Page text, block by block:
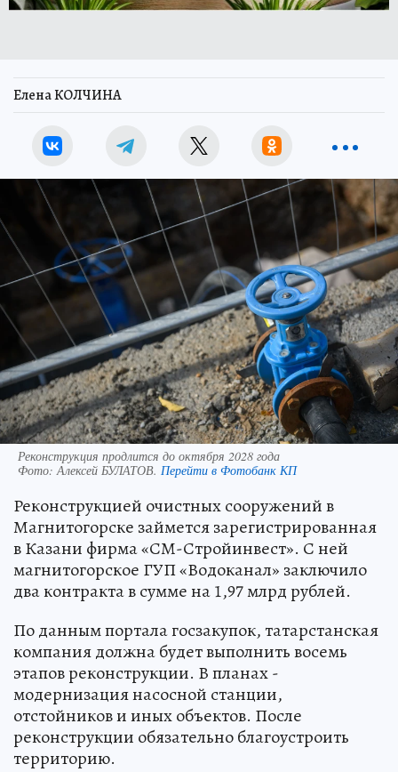
Елена КОЛЧИНА
Реконструкция продлится до октября 2028 года
Фото: Алексей БУЛАТОВ. Перейти в Фотобанк КП
Реконструкцией очистных сооружений в
Магнитогорске займется зарегистрированная
в Казани фирма «СМ-Стройинвест». С ней
магнитогорское ГУП «Водоканал» заключило
два контракта в сумме на 1,97 млрд рублей.
По данным портала госзакупок, татарстанская
компания должна будет выполнить восемь
этапов реконструкции. В планах -
модернизация насосной станции,
отстойников и иных объектов. После
реконструкции обязательно благоустроить
территорию.